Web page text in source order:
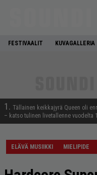
FESTIVAALIT KUVAGALLERIA
1. Tällainen keikkajyrä Queen oli
– katso tulinen livetallenne vuodelta
ELÄVÄ MUSIIKKI MIELIPIDE